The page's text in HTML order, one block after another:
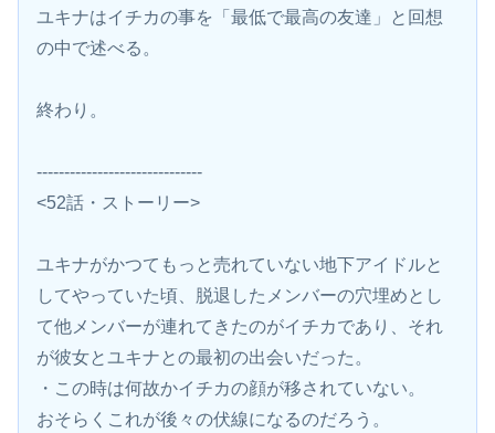
ユキナはイチカの事を「最低で最高の友達」と回想
の中で述べる。
終わり。
------------------------------
<52話・ストーリー>
ユキナがかつてもっと売れていない地下アイドルと
してやっていた頃、脱退したメンバーの穴埋めとし
て他メンバーが連れてきたのがイチカであり、それ
が彼女とユキナとの最初の出会いだった。
・この時は何故かイチカの顔が移されていない。
おそらくこれが後々の伏線になるのだろう。